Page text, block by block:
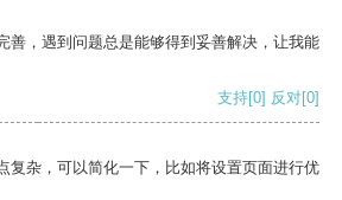
善，遇到问题总是能够得到妥善解决，让我能
支持[0] 反对[0]
复杂，可以简化一下，比如将设置页面进行优